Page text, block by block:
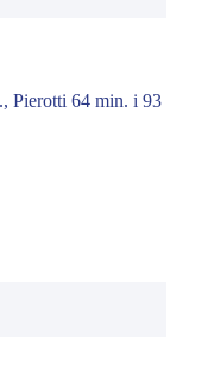
Pierotti 64 min. i 93